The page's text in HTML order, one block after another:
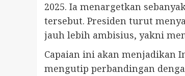
2025. Ia menargetkan
tersebut. Presiden turut
jauh lebih ambisius, yakni
Capaian ini akan menjadikan
mengutip perbandingan